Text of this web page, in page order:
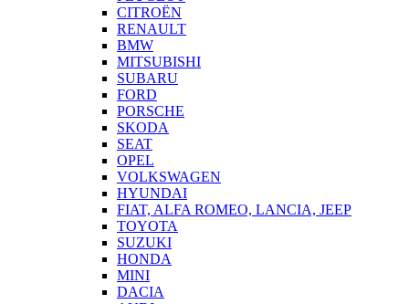
CITROËN
RENAULT
BMW
MITSUBISHI
SUBARU
FORD
PORSCHE
SKODA
SEAT
OPEL
VOLKSWAGEN
HYUNDAI
FIAT, ALFA ROMEO, LANCIA, JEEP
TOYOTA
SUZUKI
HONDA
MINI
DACIA